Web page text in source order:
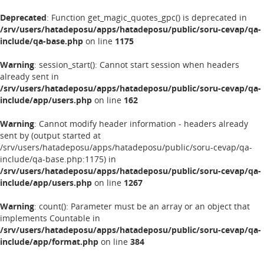
Deprecated: Function get_magic_quotes_gpc() is deprecated in
/srv/users/hatadeposu/apps/hatadeposu/public/soru-cevap/qa-
include/qa-base.php on line 1175
Warning: session_start(): Cannot start session when headers
already sent in
/srv/users/hatadeposu/apps/hatadeposu/public/soru-cevap/qa-
include/app/users.php on line 162
Warning: Cannot modify header information - headers already
sent by (output started at
/srv/users/hatadeposu/apps/hatadeposu/public/soru-cevap/qa-
include/qa-base.php:1175) in
/srv/users/hatadeposu/apps/hatadeposu/public/soru-cevap/qa-
include/app/users.php on line 1267
Warning: count(): Parameter must be an array or an object that
implements Countable in
/srv/users/hatadeposu/apps/hatadeposu/public/soru-cevap/qa-
include/app/format.php on line 384